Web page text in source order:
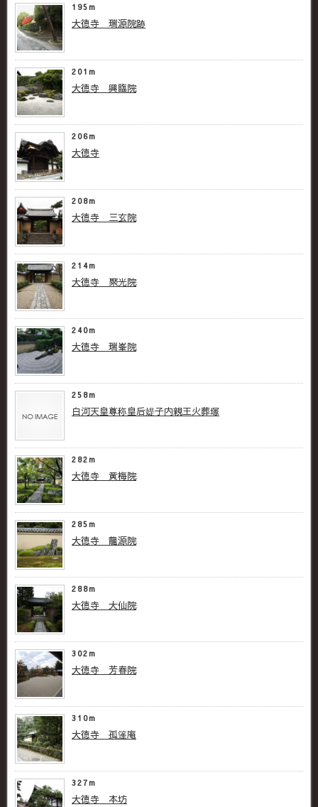
195m
大徳寺 瑞源院跡
201m
大徳寺 興臨院
206m
大徳寺
208m
大徳寺 三玄院
214m
大徳寺 聚光院
240m
大徳寺 瑞峯院
258m
白河天皇尊称皇后媞子内親王火葬塚
282m
大徳寺 黄梅院
285m
大徳寺 龍源院
288m
大徳寺 大仙院
302m
大徳寺 芳春院
310m
大徳寺 孤篷庵
327m
大徳寺 本坊